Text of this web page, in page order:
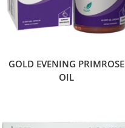
GOLD EVENING PRIMROSE
OIL